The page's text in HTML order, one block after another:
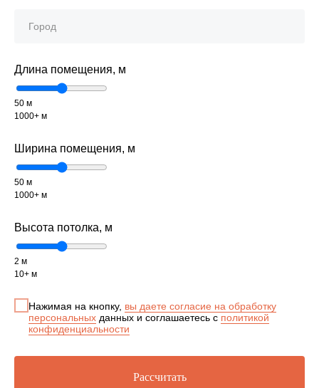
Длина помещения, м
50 м
1000+ м
Ширина помещения, м
50 м
1000+ м
Высота потолка, м
2 м
10+ м
Нажимая на кнопку, вы даете согласие на обработку
персональных данных и соглашаетесь c политикой
конфиденциальности
Рассчитать